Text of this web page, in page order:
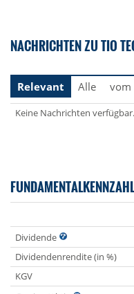
NACHRICHTEN ZU TIO
Relevant
Alle vom
Keine Nachrichten verfügbar.
Dividende
Dividendenrendite (in %)
KGV